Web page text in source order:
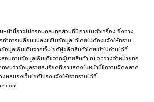
หน้านี้อาจไม่ครอบคลุมทุกส่วนที่มีภายในตัวเครื่อง ซึ่งทาง
ทำการเปลี่ยนแปลงแก้ไขข้อมูลได้โดยไม่ต้องแจ้งให้ทราบ
อมูลเพิ่มเติมจากเว็บไซต์ผู้ผลิตสินค้าโดยเข้าไปอ่านได้ที่
สอบถามข้อมูลเพิ่มเติมจากผู้ขายสินค้า ณ จุดวางจำหน่ายทุก
พบว่าข้อมูลรายละเอียดที่เราแสดงในหน้านี้มีความผิดพลาด
ลของเว็บไซต์โปรดแจ้งให้เราทราบได้ที่